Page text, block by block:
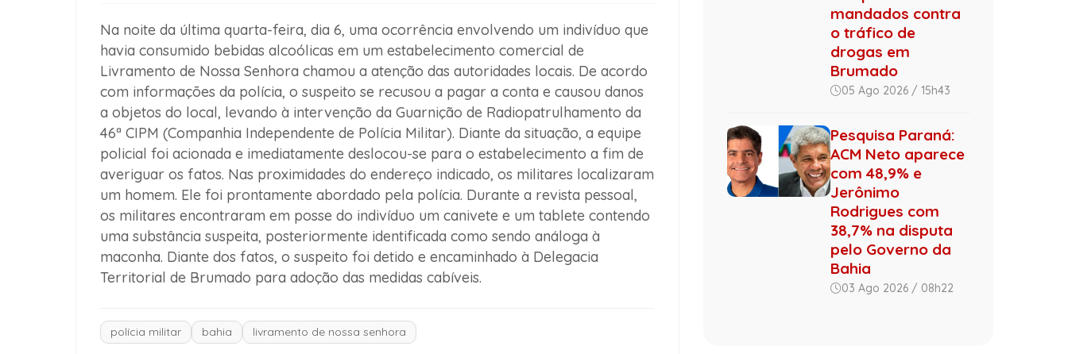
Na noite da última quarta-feira, dia 6, uma ocorrência envolvendo um indivíduo que
havia consumido bebidas alcoólicas em um estabelecimento comercial de
Livramento de Nossa Senhora chamou a atenção das autoridades locais. De acordo
com informações da polícia, o suspeito se recusou a pagar a conta e causou danos
a objetos do local, levando à intervenção da Guarnição de Radiopatrulhamento da
46ª CIPM (Companhia Independente de Polícia Militar). Diante da situação, a equipe
policial foi acionada e imediatamente deslocou-se para o estabelecimento a fim de
averiguar os fatos. Nas proximidades do endereço indicado, os militares localizaram
um homem. Ele foi prontamente abordado pela polícia. Durante a revista pessoal,
os militares encontraram em posse do indivíduo um canivete e um tablete contendo
uma substância suspeita, posteriormente identificada como sendo análoga à
maconha. Diante dos fatos, o suspeito foi detido e encaminhado à Delegacia
Territorial de Brumado para adoção das medidas cabíveis.
polícia militar bahia livramento de nossa senhora
mandados contra
o tráfico de
drogas em
Brumado
05 Ago 2026 / 15h43
Pesquisa Paraná:
ACM Neto aparece
com 48,9% e
Jerônimo
Rodrigues com
38,7% na disputa
pelo Governo da
Bahia
03 Ago 2026 / 08h22